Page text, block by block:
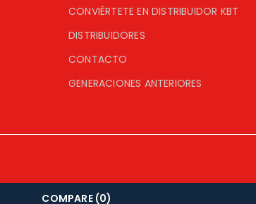
CONVIÉRTETE EN DISTRIBUIDOR KBT
DISTRIBUIDORES
CONTACTO
GENERACIONES ANTERIORES
COMPARE (0)